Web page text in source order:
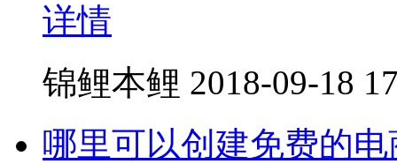
详情
锦鲤本鲤 2018-09-18
哪里可以创建免费的